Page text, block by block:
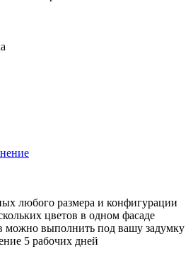
любого размера и конфигурации
цветов в одном фасаде
можно выполнить под вашу задумку
5 рабочих дней